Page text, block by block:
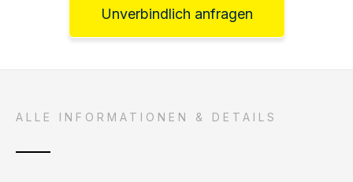
Unverbindlich anfragen
ALLE INFORMATIONEN & DETAILS